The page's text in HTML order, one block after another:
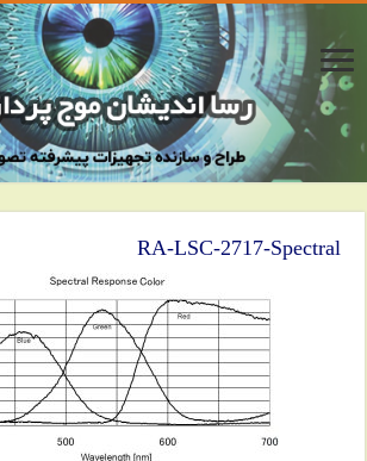
RA-LSC-2717-Spectral